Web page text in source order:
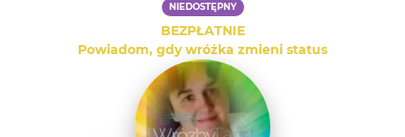
NIEDOSTĘPNY
BEZPŁATNIE
Powiadom, gdy wróżka zmieni status